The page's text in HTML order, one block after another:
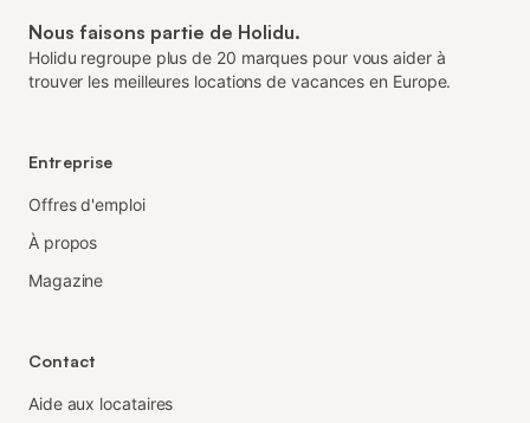
Nous faisons partie de Holidu.
Holidu regroupe plus de 20 marques pour vous aider à
trouver les meilleures locations de vacances en Europe.
Entreprise
Offres d'emploi
À propos
Magazine
Contact
Aide aux locataires